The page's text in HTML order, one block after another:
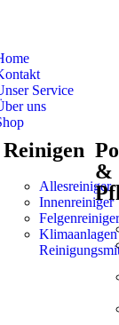
Service
uns
Reinigen
Allesreiniger
Innenreiniger
Felgenreiniger
Klimaanlagen
&